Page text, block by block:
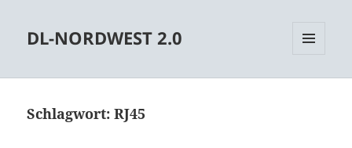
DL-NORDWEST 2.0
Schlagwort:RJ45